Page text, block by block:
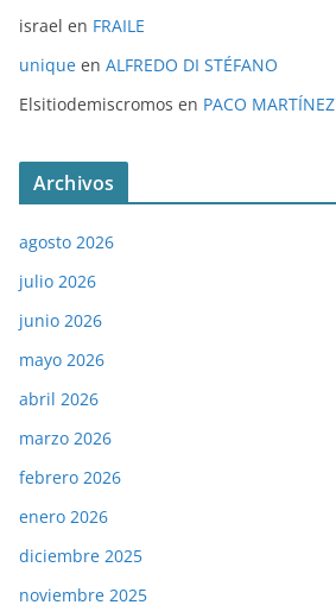
israel en FRAILE
unique en ALFREDO DI STÉFANO
Elsitiodemiscromos en PACO MARTÍNEZ
Archivos
agosto 2026
julio 2026
junio 2026
mayo 2026
abril 2026
marzo 2026
febrero 2026
enero 2026
diciembre 2025
noviembre 2025